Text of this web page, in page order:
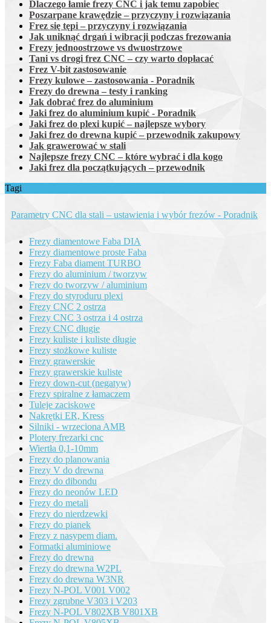
Dlaczego łamie frezy CNC i jak temu zapobiec
Poszarpane krawędzie – przyczyny i rozwiązania
Frez się tępi – przyczyny i rozwiązania
Jak uniknąć drgań i wibracji podczas frezowania
Frezy jednoostrzowe vs dwuostrzowe
Tani vs drogi frez CNC – czy warto dopłacać
Frez V-bit zastosowanie
Frezy kulowe – zastosowania - Poradnik
Frezy do drewna – testy i ranking
Jak dobrać frez do aluminium
Jaki frez do aluminium kupić - Poradnik
Jaki frez do plexi kupić – najlepsze wybory
Jaki frez do drewna kupić – przewodnik zakupowy
Jak grawerować w stali
Najlepsze frezy CNC – które wybrać i dla kogo
Jaki frez dla początkujących – przewodnik
Tagi
Parametry CNC dla stali – ustawienia i wybór frezów - Poradnik
Frezy diamentowe Faba DIA
Frezy diamentowe proste Faba
Frezy Faba diament TURBO
Frezy do aluminium / tworzyw
Frezy do tworzyw / aluminium
Frezy do styroduru plexi
Frezy CNC 2 ostrza
Frezy CNC 3 ostrza i 4 ostrza
Frezy CNC długie
Frezy kuliste i kuliste długie
Frezy stożkowe kuliste
Frezy grawerskie
Frezy grawerskie kuliste
Frezy down-cut (negatyw)
Frezy spiralne z łamaczem
Tuleje zaciskowe
Nakrętki ER, Kress
Silniki - wrzeciona AMB
Plotery frezarki cnc
Wiertła 0,1-10mm
Frezy do planowania
Frezy V do drewna
Frezy do dibondu
Frezy do neonów LED
Frezy do metali
Frezy do nierdzewki
Frezy do pianek
Frezy z nasypem diam.
Formatki aluminiowe
Frezy do drewna
Frezy do drewna W2PL
Frezy do drewna W3NR
Frezy N-POL V001 V002
Frezy zgrubne V303 i V203
Frezy N-POL V802XB V801XB